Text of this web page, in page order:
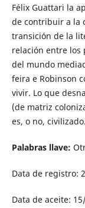
Félix Guattari la
de contribuir a la
transición de la
relación entre los
del mundo
feira e Robinson
vivir. Lo que
(de matriz
es, o no, civilizado.
Palabras llave:
Data de registro:
Data de aceite: